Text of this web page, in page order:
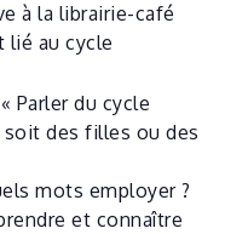
à la librairie-café
lié au cycle
Parler du cycle
soit des filles ou des
mots employer ?
et connaître